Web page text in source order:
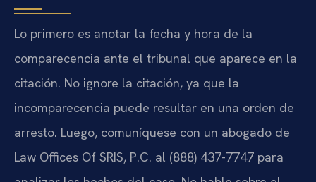
Lo primero es anotar la fecha y hora de la
comparecencia ante el tribunal que aparece en la
citación. No ignore la citación, ya que la
incomparecencia puede resultar en una orden de
arresto. Luego, comuníquese con un abogado de
Law Offices Of SRIS, P.C. al (888) 437-7747 para